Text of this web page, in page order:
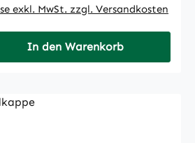
exkl. MwSt. zzgl. Versandkosten
In den Warenkorb